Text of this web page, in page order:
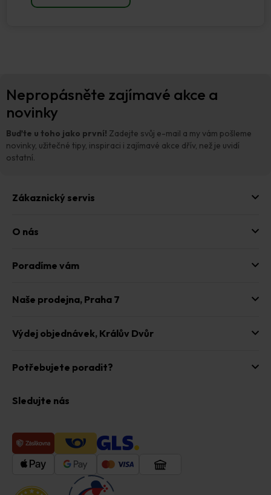
Nepropásněte zajímavé akce a
novinky
Buďte u toho jako první! Zadejte svůj e-mail a my vám pošleme
novinky, užitečné tipy, inspiraci i zajímavé akce dřív, než je uvidí
ostatní.
Zákaznický servis
O nás
Poradíme vám
Naše prodejna, Praha 7
Výdej objednávek, Králův Dvůr
Potřebujete poradit?
Sledujte nás